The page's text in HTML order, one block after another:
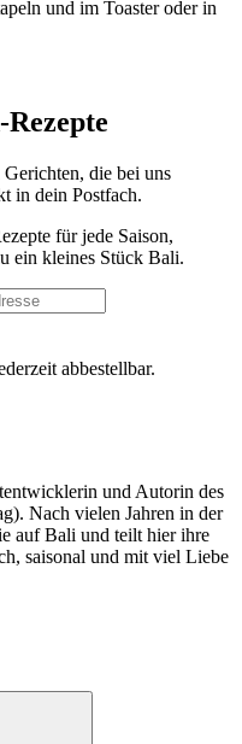
und im Toaster oder in
die bei uns
in dein Postfach.
für jede Saison,
ein kleines Stück Bali.
abbestellbar.
und Autorin des
Nach vielen Jahren in der
auf Bali und teilt hier ihre
saisonal und mit viel Liebe